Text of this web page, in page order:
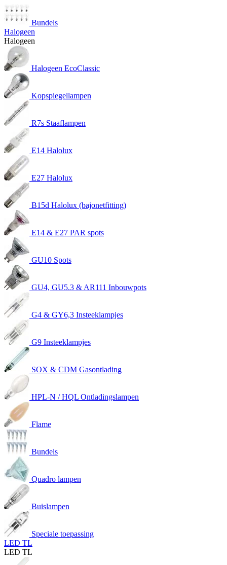
Bundels
Halogeen
Halogeen
Halogeen EcoClassic
Kopspiegellampen
R7s Staaflampen
E14 Halolux
E27 Halolux
B15d Halolux (bajonetfitting)
E14 & E27 PAR spots
GU10 Spots
GU4, GU5.3 & AR111 Inbouwpots
G4 & GY6,3 Insteeklampjes
G9 Insteeklampjes
SOX & CDM Gasontlading
HPL-N / HQL Ontladingslampen
Flame
Bundels
Quadro lampen
Buislampen
Speciale toepassing
LED TL
LED TL